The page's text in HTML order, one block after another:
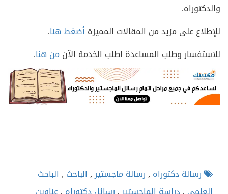
والدكتوراه.
للإطلاع على مزيد من المقالات المميزة أضغط هنا.
للاستفسار وطلب المساعدة اطلب الخدمة الآن من هنا.
رسالة دكتوراه ,رسالة ماجستير, الباحث , الباحث